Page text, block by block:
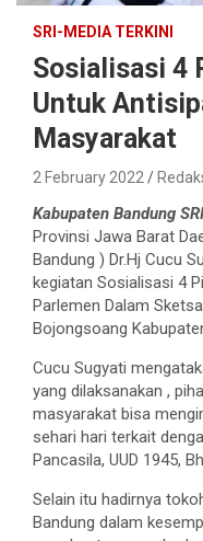
SRI-MEDIA TERKINI
Sosialisasi 4
Untuk
Masyarakat
2 February 2022
Kabupaten Bandung
Provinsi Jawa Barat
Bandung ) Dr.Hj Cucu
kegiatan Sosialisasi 4
Parlemen Dalam
Bojongsoang
Cucu Sugyati
yang dilaksanakan ,
masyarakat bisa
sehari hari terkait
Pancasila, UUD 1945,
Selain itu hadirnya
Bandung dalam